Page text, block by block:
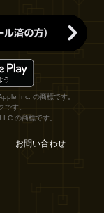
Inc. の商標です。
す。
の商標です。
お問い合わせ